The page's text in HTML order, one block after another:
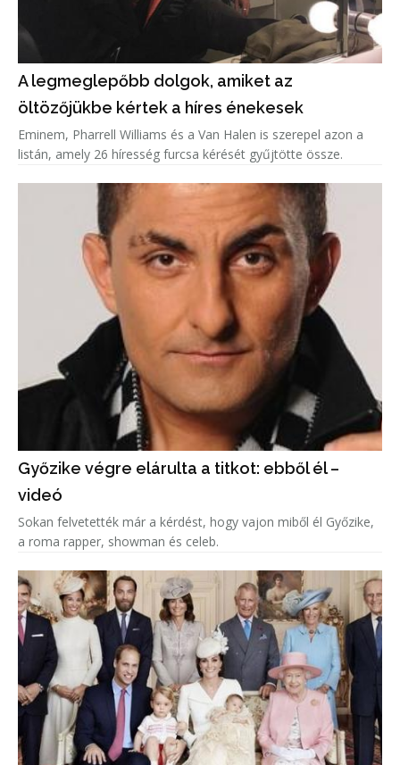
A legmeglepőbb dolgok, amiket az
öltözőjükbe kértek a híres énekesek
Eminem, Pharrell Williams és a Van Halen is szerepel azon a
listán, amely 26 híresség furcsa kérését gyűjtötte össze.
Győzike végre elárulta a titkot: ebből él –
videó
Sokan felvetették már a kérdést, hogy vajon miből él Győzike,
a roma rapper, showman és celeb.